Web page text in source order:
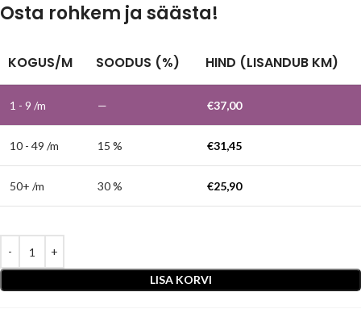
Osta rohkem ja säästa!
KOGUS/M SOODUS (%) HIND (LISANDUB KM)
1 - 9 /m — €37,00
10 - 49 /m 15 % €31,45
50+ /m 30 % €25,90
LISA KORVI